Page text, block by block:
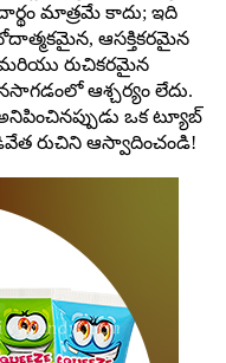
మాత్రమే కాదు; ఇది
ఆసక్తికరమైన
రుచికరమైన
ఆశ్చర్యం లేదు.
ఒక ట్యూబ్
రుచిని ఆస్వాదించండి!